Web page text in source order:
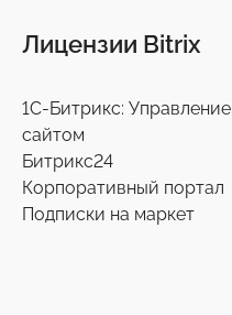
Лицензии Bitrix
1С-Битрикс: Управление
сайтом
Битрикс24
Корпоративный портал
Подписки на маркет